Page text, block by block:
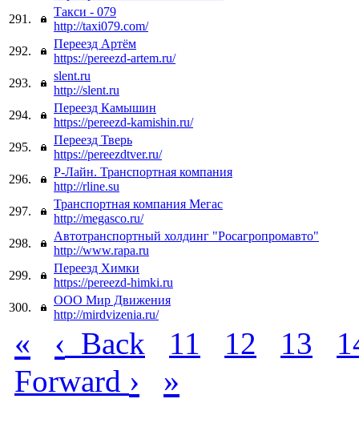
291.
Такси - 079
http://taxi079.com/
292.
Переезд Артём
https://pereezd-artem.ru/
293.
slent.ru
http://slent.ru
294.
Переезд Камышин
https://pereezd-kamishin.ru/
295.
Переезд Тверь
https://pereezdtver.ru/
296.
Р-Лайн. Транспортная компания
http://rline.su
297.
Транспортная компания Мегас
http://megasco.ru/
298.
Автотранспортный холдинг "Росагропромавто"
http://www.rapa.ru
299.
Переезд Химки
https://pereezd-himki.ru
300.
ООО Мир Движения
http://mirdvizenia.ru/
« ‹ Back 11 12 13
Forward › »